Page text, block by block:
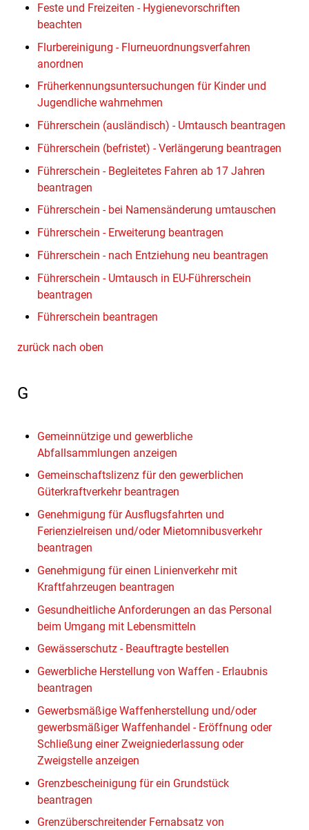
Feste und Freizeiten - Hygienevorschriften
beachten
Flurbereinigung - Flurneuordnungsverfahren
anordnen
Früherkennungsuntersuchungen für Kinder und
Jugendliche wahrnehmen
Führerschein (ausländisch) - Umtausch beantragen
Führerschein (befristet) - Verlängerung beantragen
Führerschein - Begleitetes Fahren ab 17 Jahren
beantragen
Führerschein - bei Namensänderung umtauschen
Führerschein - Erweiterung beantragen
Führerschein - nach Entziehung neu beantragen
Führerschein - Umtausch in EU-Führerschein
beantragen
Führerschein beantragen
zurück nach oben
G
Gemeinnützige und gewerbliche
Abfallsammlungen anzeigen
Gemeinschaftslizenz für den gewerblichen
Güterkraftverkehr beantragen
Genehmigung für Ausflugsfahrten und
Ferienzielreisen und/oder Mietomnibusverkehr
beantragen
Genehmigung für einen Linienverkehr mit
Kraftfahrzeugen beantragen
Gesundheitliche Anforderungen an das Personal
beim Umgang mit Lebensmitteln
Gewässerschutz - Beauftragte bestellen
Gewerbliche Herstellung von Waffen - Erlaubnis
beantragen
Gewerbsmäßige Waffenherstellung und/oder
gewerbsmäßiger Waffenhandel - Eröffnung oder
Schließung einer Zweigniederlassung oder
Zweigstelle anzeigen
Grenzbescheinigung für ein Grundstück
beantragen
Grenzüberschreitender Fernabsatz von